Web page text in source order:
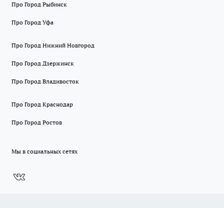
Про Город Рыбинск
Про Город Уфа
Про Город Нижний Новгород
Про Город Дзержинск
Про Город Владивосток
Про Город Краснодар
Про Город Ростов
Мы в социальных сетях